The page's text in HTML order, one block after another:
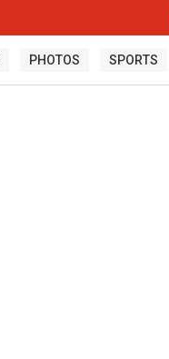
PHOTOS SPORTS